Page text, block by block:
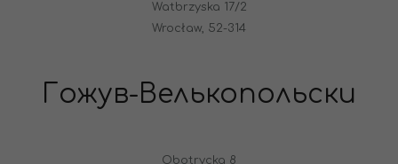
Watbrzyska 17/2
Wrocław, 52-314
Гожув-Велькопольски
Obotrycka 8